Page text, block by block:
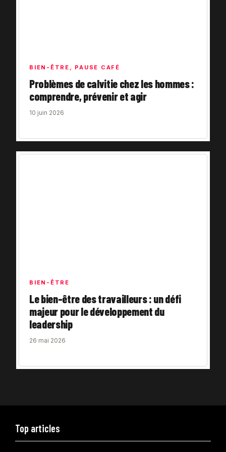
BIEN-ÊTRE , PAUSE CAFÉ
Problèmes de calvitie chez les hommes :
comprendre, prévenir et agir
10 juin 2026
BIEN-ÊTRE
Le bien-être des travailleurs : un défi
majeur pour le développement du
leadership
26 mai 2026
Top articles